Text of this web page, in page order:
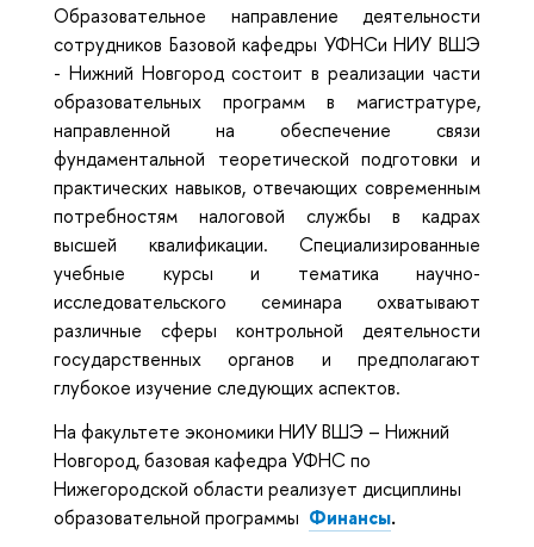
Образовательное направление деятельности
сотрудников Базовой кафедры УФНСи НИУ ВШЭ
- Нижний Новгород состоит в реализации части
образовательных программ в магистратуре,
направленной на обеспечение связи
фундаментальной теоретической подготовки и
практических навыков, отвечающих современным
потребностям налоговой службы в кадрах
высшей квалификации. Специализированные
учебные курсы и тематика научно-
исследовательского семинара охватывают
различные сферы контрольной деятельности
государственных органов и предполагают
глубокое изучение следующих аспектов.
На факультете экономики НИУ ВШЭ – Нижний
Новгород, базовая кафедра УФНС по
Нижегородской области реализует дисциплины
образовательной программы Финансы.